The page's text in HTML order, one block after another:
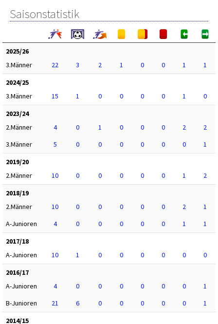
Saisonstatistik
2025/26
3.Männer
22 3 2 1 0 0 1
1
2024/25
3.Männer
15 1 0 0 0 0 1
0
2023/24
2.Männer
4 0 1 0 0 0 2
2
3.Männer
5 0 0 0 0 0 0
1
2019/20
2.Männer
10 0 0 0 0 0 1
2
2018/19
2.Männer
10 0 0 0 0 0 2
1
A-Junioren
4 0 0 0 0 0 1
1
2017/18
A-Junioren
10 1 0 0 0 0 0
0
2016/17
A-Junioren
4 0 0 0 0 0 0
1
B-Junioren
21 6 0 0 0 0 0
1
2014/15